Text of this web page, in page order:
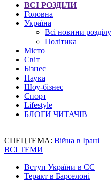
ВСІ РОЗДІЛИ
Головна
Україна
Всі новини розділу
Політика
Місто
Світ
Бізнес
Наука
Шоу-бізнес
Спорт
Lifestyle
БЛОГИ ЧИТАЧІВ
СПЕЦТЕМА: Війна в Ірані
ВСІ ТЕМИ
Вступ України в ЄС
Теракт в Барселоні